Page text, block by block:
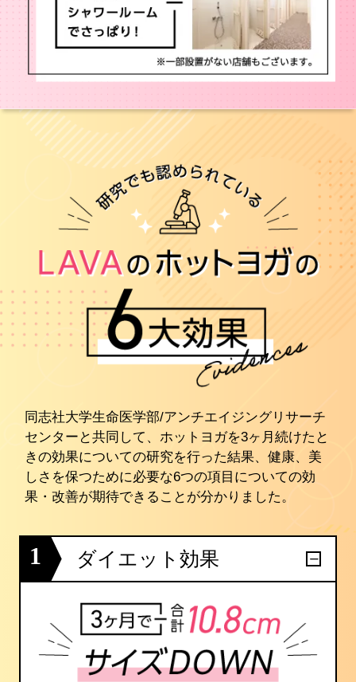
同志社大学生命医学部/アンチエイジングリサーチ
センターと共同して、ホットヨガを3ヶ月続けたと
きの効果についての研究を行った結果、健康、美
しさを保つために必要な6つの項目についての効
果・改善が期待できることが分かりました。
1 ダイエット効果